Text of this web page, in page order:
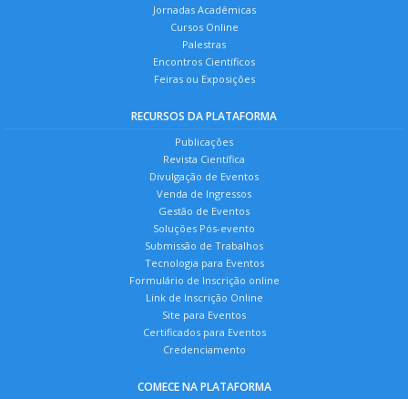
Jornadas Acadêmicas
Cursos Online
Palestras
Encontros Científicos
Feiras ou Exposições
RECURSOS DA PLATAFORMA
Publicações
Revista Científica
Divulgação de Eventos
Venda de Ingressos
Gestão de Eventos
Soluções Pós-evento
Submissão de Trabalhos
Tecnologia para Eventos
Formulário de Inscrição online
Link de Inscrição Online
Site para Eventos
Certificados para Eventos
Credenciamento
COMECE NA PLATAFORMA